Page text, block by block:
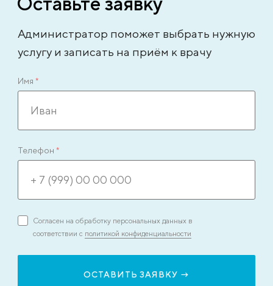
Администратор поможет выбрать нужную
услугу и записать на приём к врачу
Имя *
Телефон *
Согласен на обработку персональных данных в
соответствии с политикой конфиденциальности